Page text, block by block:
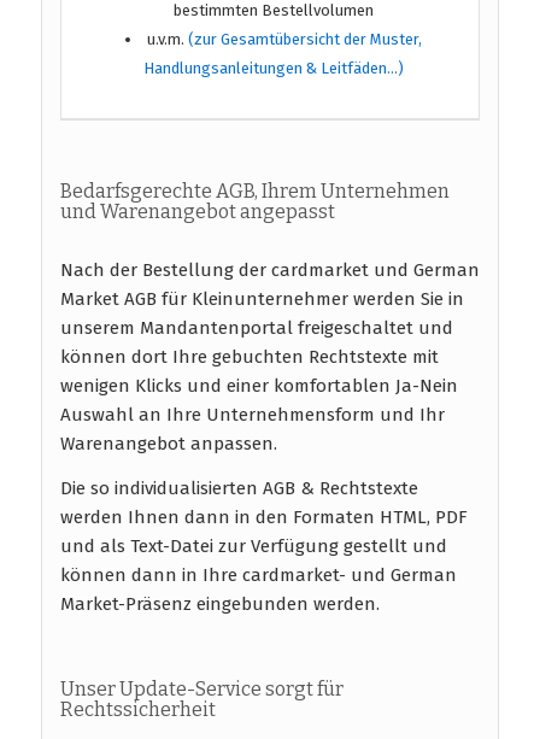
bestimmten Bestellvolumen
u.v.m.(zur Gesamtübersicht der Muster,
Handlungsanleitungen & Leitfäden…)
Bedarfsgerechte AGB, Ihrem Unternehmen
und Warenangebot angepasst
Nach der Bestellung der cardmarket und German
Market AGB für Kleinunternehmer werden Sie in
unserem Mandantenportal freigeschaltet und
können dort Ihre gebuchten Rechtstexte mit
wenigen Klicks und einer komfortablen Ja-Nein
Auswahl an Ihre Unternehmensform und Ihr
Warenangebot anpassen.
Die so individualisierten AGB & Rechtstexte
werden Ihnen dann in den Formaten HTML, PDF
und als Text-Datei zur Verfügung gestellt und
können dann in Ihre cardmarket- und German
Market-Präsenz eingebunden werden.
Unser Update-Service sorgt für
Rechtssicherheit